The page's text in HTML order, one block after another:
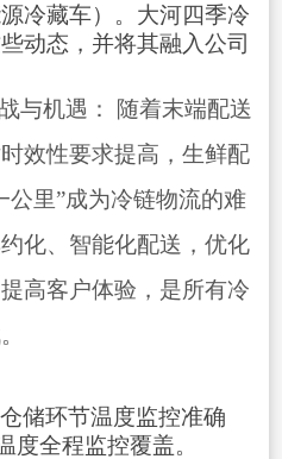
冷藏车）。大河四季冷
动态，并将其融入公司
与机遇： 随着末端配送
效性要求提高，生鲜配
公里”成为冷链物流的难
化、智能化配送，优化
高客户体验，是所有冷
储环节温度监控准确
度全程监控覆盖。